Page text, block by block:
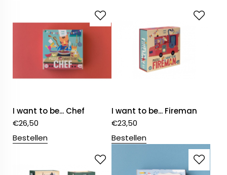
I want to be... Chef
€26,50
Bestellen
I want to be... Fireman
€23,50
Bestellen